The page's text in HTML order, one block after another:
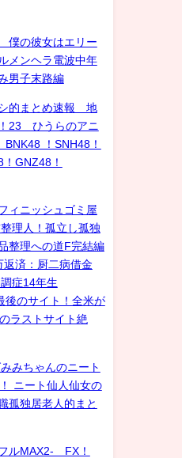
僕の彼女はエリー
メンヘラ電波中年
男子末路編
的まとめ速報 地
23 ひうらのアニ
！SNH48！
GNZ48！
ィニッシュゴミ屋
理人！孤立し孤独
整理への道F完結編
返済：厨二病借金
症14年生
後のサイト！全米が
ラストサイト絶
みちゃんのニート
ニート仙人仙女の
孤独居老人的まと
ルMAX2- FX！